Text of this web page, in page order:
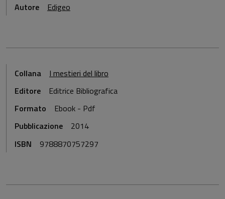
Autore Edigeo
Collana
I mestieri del libro
Editore
Editrice Bibliografica
Formato
Ebook - Pdf
Pubblicazione
2014
ISBN
9788870757297